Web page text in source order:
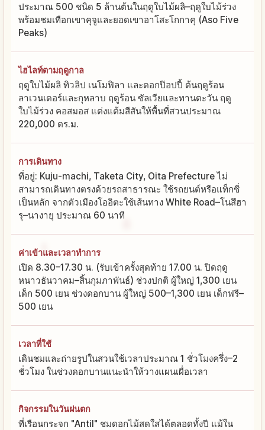
ประมาณ 500 ชนิด 5 ล้านต้นในฤดูใบไม้ผลิ–ฤดูใบไม้ร่วง
พร้อมชมเทือกเขาคุจูและยอดเขาอาโสะโกกาคุ (Aso Five
Peaks)
ไฮไลท์ตามฤดูกาล
ฤดูใบไม้ผลิ ทิวลิป เนโมฟิลา และดอกป๊อปปี้ ต้นฤดูร้อน
ลาเวนเดอร์และกุหลาบ ฤดูร้อน ซัลเวียและทานตะวัน ฤดู
ใบไม้ร่วง คอสมอส แต่งแต้มสีสันให้พื้นที่สวนประมาณ
220,000 ตร.ม.
การเดินทาง
ที่อยู่: Kuju-machi, Taketa City, Oita Prefecture ไม่
สามารถเดินทางตรงด้วยรถสาธารณะ ใช้รถยนต์หรือแท็กซี่
เป็นหลัก จากตัวเมืองโออิตะใช้เส้นทาง White Road–โนสึฮา
รุ–นางายุ ประมาณ 60 นาที
ค่าเข้าและเวลาทำการ
เปิด 8.30–17.30 น. (รับเข้าครั้งสุดท้าย 17.00 น. ปิดฤดู
หนาวธันวาคม–สิ้นกุมภาพันธ์) ช่วงปกติ ผู้ใหญ่ 1,300 เยน
เด็ก 500 เยน ช่วงดอกบาน ผู้ใหญ่ 500–1,300 เยน เด็กฟรี–
500 เยน
เวลาที่ใช้
เดินชมและถ่ายรูปในสวนใช้เวลาประมาณ 1 ชั่วโมงครึ่ง–2
ชั่วโมง ในช่วงดอกบานแนะนำให้วางแผนเผื่อเวลา
กิจกรรมในวันฝนตก
ที่เรือนกระจก "Antil" ชมดอกไม้สดใสได้ตลอดทั้งปี แม้ใน